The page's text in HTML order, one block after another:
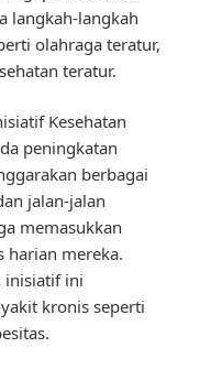
langkah-langkah
olahraga teratur,
teratur.
Kesehatan
peningkatan
berbagai
jalan-jalan
memasukkan
harian mereka.
inisiatif ini
kronis seperti